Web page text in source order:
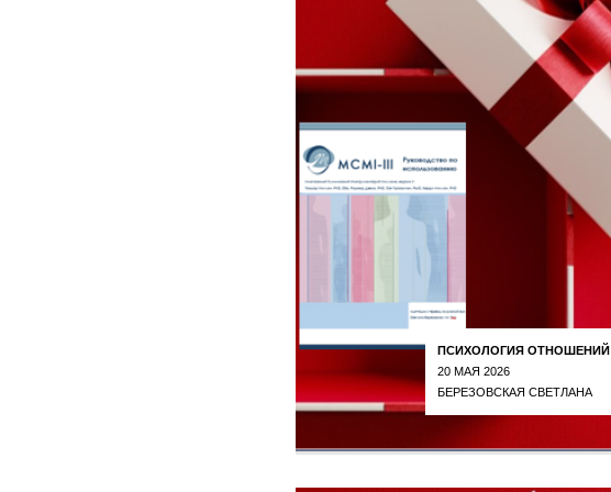
ПСИХОЛОГИЯ ОТНОШЕНИЙ
20 МАЯ 2026
БЕРЕЗОВСКАЯ СВЕТЛАНА